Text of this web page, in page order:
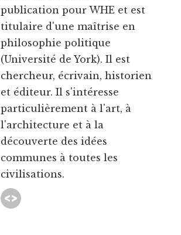
publication pour WHE et est
titulaire d'une maîtrise en
philosophie politique
(Université de York). Il est
chercheur, écrivain, historien
et éditeur. Il s'intéresse
particulièrement à l'art, à
l'architecture et à la
découverte des idées
communes à toutes les
civilisations.